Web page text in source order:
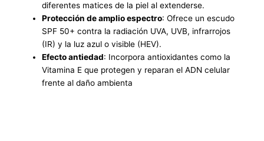
diferentes matices de la piel al extenderse.
Protección de amplio espectro: Ofrece un escudo
SPF 50+ contra la radiación UVA, UVB, infrarrojos
(IR) y la luz azul o visible (HEV).
Efecto antiedad: Incorpora antioxidantes como la
Vitamina E que protegen y reparan el ADN celular
frente al daño ambienta